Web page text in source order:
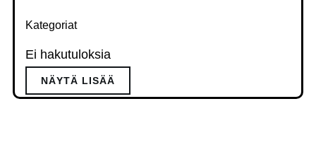
Kategoriat
Ei hakutuloksia
NÄYTÄ LISÄÄ